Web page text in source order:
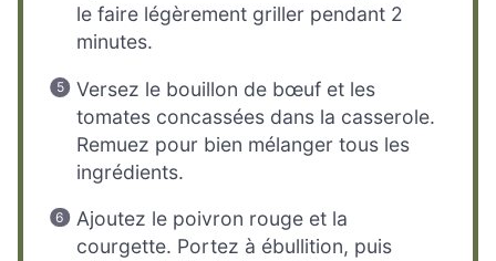
le faire légèrement griller pendant 2
minutes.
Versez le bouillon de bœuf et les
tomates concassées dans la casserole.
Remuez pour bien mélanger tous les
ingrédients.
Ajoutez le poivron rouge et la
courgette. Portez à ébullition, puis